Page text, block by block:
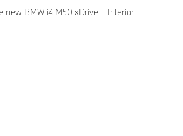
new BMW i4 M50 xDrive – Interior